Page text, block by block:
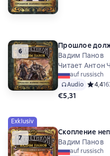
6
Прошлое
Вадим Панов
Читает Антон
auf russisch
Audio
4,4
€5,31
Exklusiv
7
Скопление
Вадим Панов
auf russisch